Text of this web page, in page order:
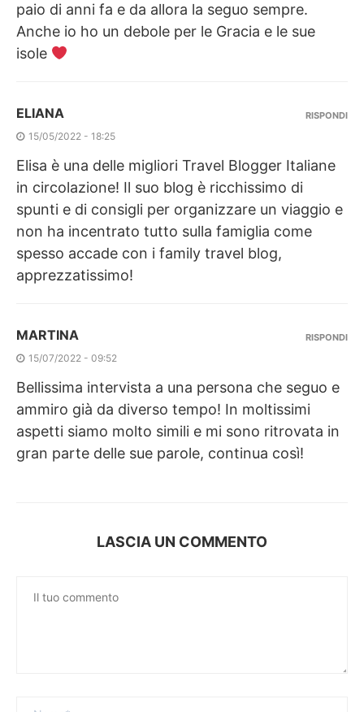
paio di anni fa e da allora la seguo sempre.
Anche io ho un debole per le Gracia e le sue
isole
ELIANA
15/05/2022 - 18:25
Elisa è una delle migliori Travel Blogger Italiane
in circolazione! Il suo blog è ricchissimo di
spunti e di consigli per organizzare un viaggio e
non ha incentrato tutto sulla famiglia come
spesso accade con i family travel blog,
apprezzatissimo!
RISPONDI
MARTINA
15/07/2022 - 09:52
Bellissima intervista a una persona che seguo e
ammiro già da diverso tempo! In moltissimi
aspetti siamo molto simili e mi sono ritrovata in
gran parte delle sue parole, continua così!
RISPONDI
LASCIA UN COMMENTO